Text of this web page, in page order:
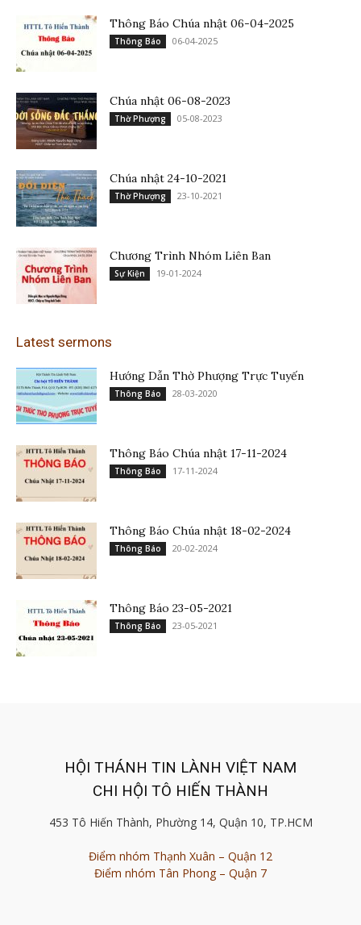
Thông Báo Chúa nhật 06-04-2025
Thông Báo 06-04-2025
Chúa nhật 06-08-2023
Thờ Phượng 05-08-2023
Chúa nhật 24-10-2021
Thờ Phượng 23-10-2021
Chương Trình Nhóm Liên Ban
Sự Kiện 19-01-2024
Latest sermons
Hướng Dẫn Thờ Phượng Trực Tuyến
Thông Báo 28-03-2020
Thông Báo Chúa nhật 17-11-2024
Thông Báo 17-11-2024
Thông Báo Chúa nhật 18-02-2024
Thông Báo 20-02-2024
Thông Báo 23-05-2021
Thông Báo 23-05-2021
HỘI THÁNH TIN LÀNH VIỆT NAM
CHI HỘI TÔ HIẾN THÀNH
453 Tô Hiến Thành, Phường 14, Quận 10, TP.HCM
Điểm nhóm Thạnh Xuân – Quận 12
Điểm nhóm Tân Phong – Quận 7